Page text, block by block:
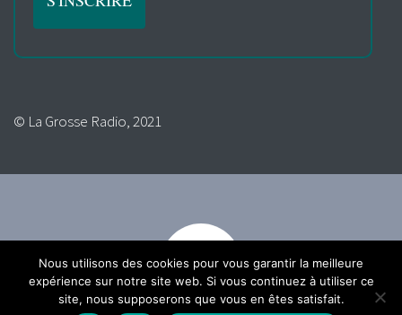
© La Grosse Radio, 2021
Nous utilisons des cookies pour vous garantir la meilleure
expérience sur notre site web. Si vous continuez à utiliser ce
site, nous supposerons que vous en êtes satisfait.